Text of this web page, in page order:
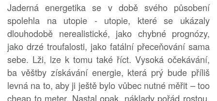
Jaderná energetika se v době svého působení
spolehla na utopie - utopie, které se ukázaly
dlouhodobě nerealistické, jako chybné prognózy,
jako drzé troufalosti, jako fatální přeceňování sama
sebe. Lži, lze k tomu také říct. Vysoká očekávání,
ba věštby získávání energie, která prý bude příliš
levná na to, aby ji ještě bylo vůbec nutné měřit – too
cheap to meter. Nastal opak, náklady pořád rostou.